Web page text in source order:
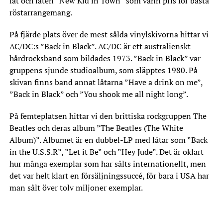
röstarrangemang.
På fjärde plats över de mest sålda vinylskivorna hittar vi
AC/DC:s ”Back in Black”. AC/DC är ett australienskt
hårdrocksband som bildades 1973. ”Back in Black” var
gruppens sjunde studioalbum, som släpptes 1980. På
skivan finns band annat låtarna ”Have a drink on me”,
”Back in Black” och ”You shook me all night long”.
På femteplatsen hittar vi den brittiska rockgruppen The
Beatles och deras album ”The Beatles (The White
Album)”. Albumet är en dubbel-LP med låtar som ”Back
in the U.S.S.R”, ”Let it Be” och ”Hey Jude”. Det är oklart
hur många exemplar som har sålts internationellt, men
det var helt klart en försäljningssuccé, för bara i USA har
man sålt över tolv miljoner exemplar.